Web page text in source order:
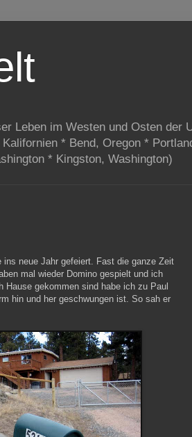
Leben im Westen und Osten der
* Bend, Oregon *
* Kingston, Washington)
neue Jahr gefeiert. Fast die ganze Zeit
mal wieder Domino gespielt und ich
Hause gekommen sind habe ich zu Paul
hin und her geschwungen ist. So sah er